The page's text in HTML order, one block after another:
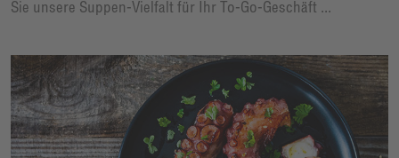
Sie unsere Suppen-Vielfalt für Ihr To-Go-Geschäft ...